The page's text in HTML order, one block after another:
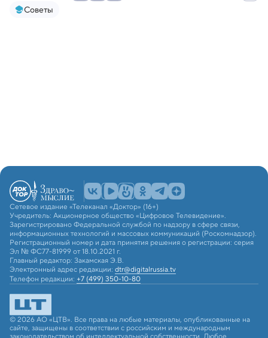
Советы
Сетевое издание «Телеканал «Доктор» (16+)
Учредитель: Акционерное общество «Цифровое Телевидение».
Зарегистрировано Федеральной службой по надзору в сфере связи,
информационных технологий и массовых коммуникаций (Роскомнадзор).
Регистрационный номер и дата принятия решения о регистрации: серия
Эл № ФС77-81999 от 18.10.2021 г.
Главный редактор: Закамская Э.В.
Электронный адрес редакции: dtr@digitalrussia.tv
Телефон редакции: +7 (499) 350-10-80
© 2026 АО «ЦТВ». Все права на любые материалы, опубликованные на
сайте, защищены в соответствии с российским и международным
законодательством об интеллектуальной собственности. Любое